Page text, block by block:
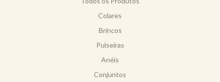
Colares
Brincos
Pulseiras
Anéis
Conjuntos